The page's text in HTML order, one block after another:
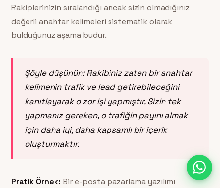
Rakiplerinizin sıralandığı ancak sizin olmadığınız
değerli anahtar kelimeleri sistematik olarak
bulduğunuz aşama budur.
Şöyle düşünün: Rakibiniz zaten bir anahtar
kelimenin trafik ve lead getirebileceğini
kanıtlayarak o zor işi yapmıştır. Sizin tek
yapmanız gereken, o trafiğin payını almak
için daha iyi, daha kapsamlı bir içerik
oluşturmaktır.
Pratik Örnek: Bir e-posta pazarlama yazılımı